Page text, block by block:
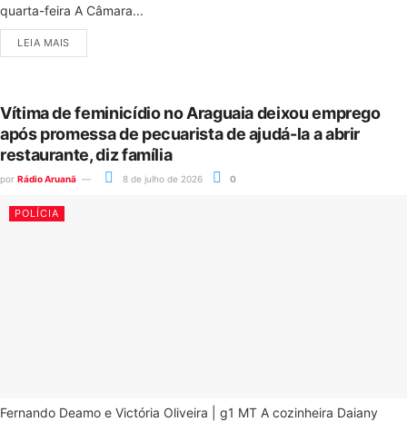
quarta-feira A Câmara...
LEIA MAIS
Vítima de feminicídio no Araguaia deixou emprego
após promessa de pecuarista de ajudá-la a abrir
restaurante, diz família
por Rádio Aruanã 8 de julho de 2026 0
POLÍCIA
Fernando Deamo e Victória Oliveira | g1 MT A cozinheira Daiany